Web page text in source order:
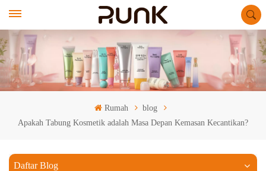
Rumah
blog
Apakah Tabung Kosmetik adalah Masa Depan Kemasan Kecantikan?
Daftar Blog